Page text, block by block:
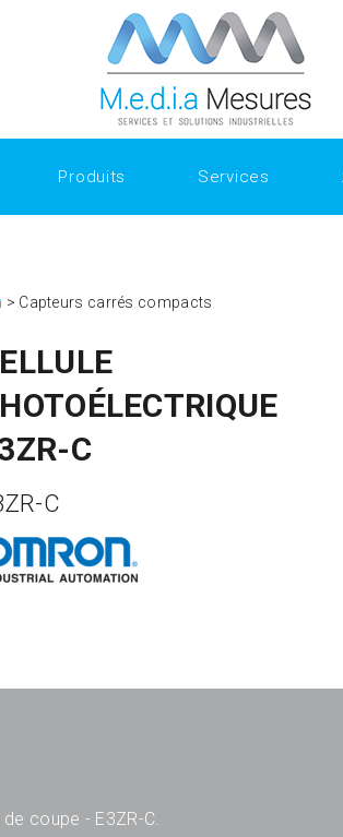
people/SanfordShah Why Collectors
Replica Watches https://
Style Choice Luxury Gifting With replica
Produits Services
> Capteurs carrés compacts
C
C
coupe - E3ZR-C.